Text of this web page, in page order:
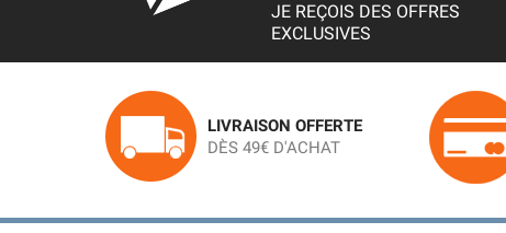
JE REÇOIS DES OFFRES
EXCLUSIVES
LIVRAISON OFFERTE
DÈS 49€ D'ACHAT